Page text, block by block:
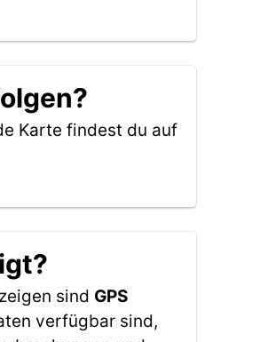
Karte findest du auf
sind GPS
verfügbar sind,